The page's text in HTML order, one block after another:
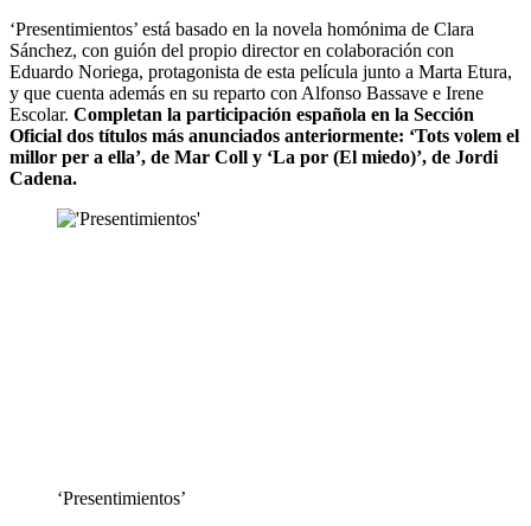
‘Presentimientos’ está basado en la novela homónima de Clara
Sánchez, con guión del propio director en colaboración con
Eduardo Noriega, protagonista de esta película junto a Marta Etura,
y que cuenta además en su reparto con Alfonso Bassave e Irene
Escolar. Completan la participación española en la Sección
Oficial dos títulos más anunciados anteriormente: ‘Tots volem el
millor per a ella’, de Mar Coll y ‘La por (El miedo)’, de Jordi
Cadena.
‘Presentimientos’